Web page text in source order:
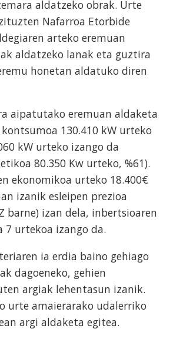
aldatzeko obrak. Urte
Nafarroa Etorbide
arteko eremuan
aldatzeko lanak eta guztira
honetan aldatuko diren
aipatutako eremuan aldaketa
130.410 kW urteko
kW urteko izango da
80.350 Kw urteko, %61).
ekonomikoa urteko 18.400€
izanik esleipen prezioa
barne) izan dela, inbertsioaren
7 urtekoa izango da.
ia erdia baino gehiago
dagoeneko, gehien
argiak lehentasun izanik.
urte amaierarako udalerriko
argi aldaketa egitea.